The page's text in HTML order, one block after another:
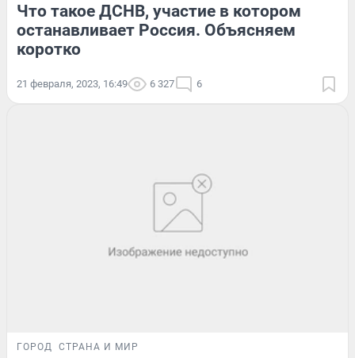
Что такое ДСНВ, участие в котором
останавливает Россия. Объясняем
коротко
21 февраля, 2023, 16:49 6 327 6
ГОРОД СТРАНА И МИР